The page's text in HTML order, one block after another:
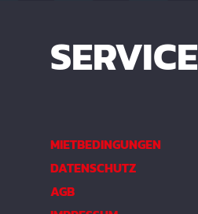
SERVICE
MIETBEDINGUNGEN
DATENSCHUTZ
AGB